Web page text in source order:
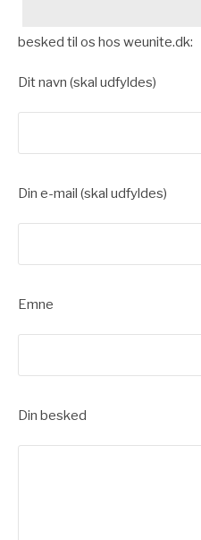
besked til os hos weunite.dk:
Dit navn (skal udfyldes)
Din e-mail (skal udfyldes)
Emne
Din besked